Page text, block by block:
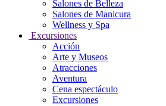
Salones de Belleza
Salones de Manicura
Wellness y Spa
Excursiones
Acción
Arte y Museos
Atracciones
Aventura
Cena espectáculo
Excursiones